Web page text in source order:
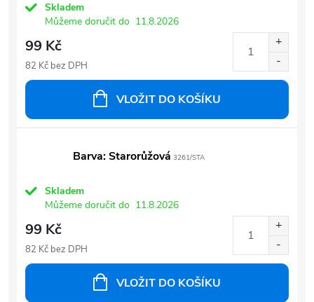
Skladem
Můžeme doručit do 11.8.2026
99 Kč
82 Kč bez DPH
VLOŽIT DO KOŠÍKU
Barva: Starorůžová 3261/STA
Skladem
Můžeme doručit do 11.8.2026
99 Kč
82 Kč bez DPH
VLOŽIT DO KOŠÍKU